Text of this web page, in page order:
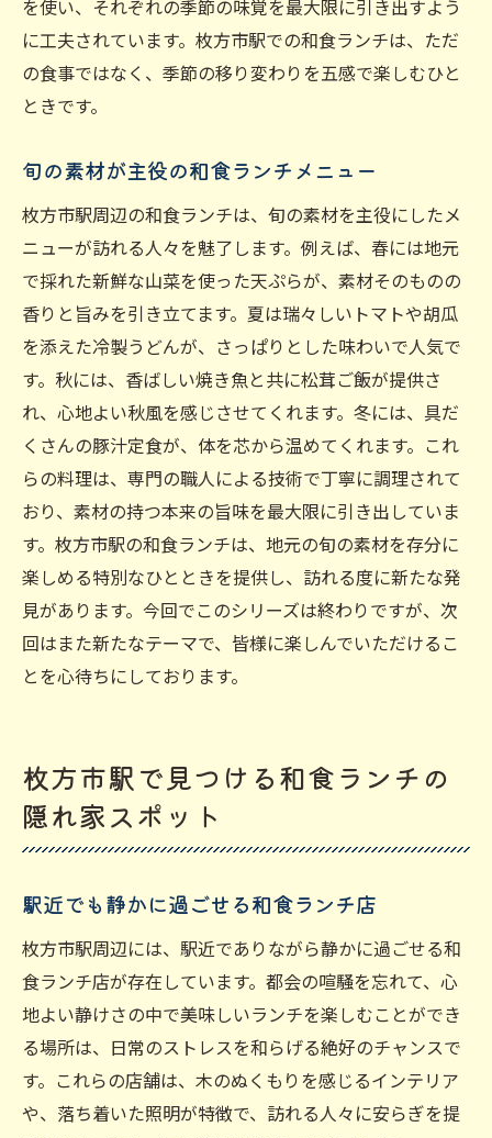
を使い、それぞれの季節の味覚を最大限に引き出すよう
に工夫されています。枚方市駅での和食ランチは、ただ
の食事ではなく、季節の移り変わりを五感で楽しむひと
ときです。
旬の素材が主役の和食ランチメニュー
枚方市駅周辺の和食ランチは、旬の素材を主役にしたメ
ニューが訪れる人々を魅了します。例えば、春には地元
で採れた新鮮な山菜を使った天ぷらが、素材そのものの
香りと旨みを引き立てます。夏は瑞々しいトマトや胡瓜
を添えた冷製うどんが、さっぱりとした味わいで人気で
す。秋には、香ばしい焼き魚と共に松茸ご飯が提供さ
れ、心地よい秋風を感じさせてくれます。冬には、具だ
くさんの豚汁定食が、体を芯から温めてくれます。これ
らの料理は、専門の職人による技術で丁寧に調理されて
おり、素材の持つ本来の旨味を最大限に引き出していま
す。枚方市駅の和食ランチは、地元の旬の素材を存分に
楽しめる特別なひとときを提供し、訪れる度に新たな発
見があります。今回でこのシリーズは終わりですが、次
回はまた新たなテーマで、皆様に楽しんでいただけるこ
とを心待ちにしております。
枚方市駅で見つける和食ランチの
隠れ家スポット
駅近でも静かに過ごせる和食ランチ店
枚方市駅周辺には、駅近でありながら静かに過ごせる和
食ランチ店が存在しています。都会の喧騒を忘れて、心
地よい静けさの中で美味しいランチを楽しむことができ
る場所は、日常のストレスを和らげる絶好のチャンスで
す。これらの店舗は、木のぬくもりを感じるインテリア
や、落ち着いた照明が特徴で、訪れる人々に安らぎを提